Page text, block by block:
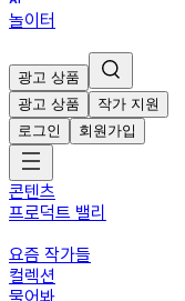
놀이터
광고 상품
광고 상품
작가 지원
로그인
회원가입
콘텐츠
프로덕트 밸리
요즘 작가들
컬렉션